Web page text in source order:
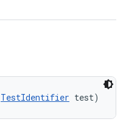
TestIdentifier test)